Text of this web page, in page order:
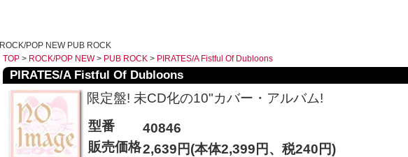
ROCK/POP NEW PUB ROCK
TOP > ROCK/POP NEW> PUB ROCK > PIRATES/A Fistful Of Dubloons
PIRATES/A Fistful Of Dubloons
限定盤! 未CD化の10"カバー・アルバム!
型番
40846
販売価格2,639円(本体2,399円、税240円)